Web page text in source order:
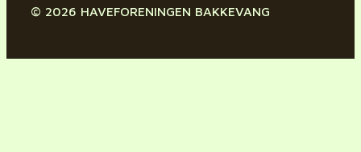
© 2026 HAVEFORENINGEN BAKKEVANG